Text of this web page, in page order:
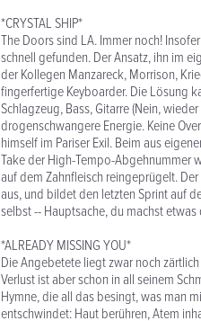
*CRYSTAL SHIP*
The Doors sind LA. Immer noch!
schnell gefunden. Der Ansatz, ihn im
der Kollegen Manzareck, Morrison,
fingerfertige Keyboarder. Die Lösung
Schlagzeug, Bass, Gitarre (Nein,
drogenschwangere Energie. Keine
himself im Pariser Exil. Beim aus
Take der High-Tempo-Abgehnummer
auf dem Zahnfleisch reingeprügelt.
aus, und bildet den letzten Sprint auf
selbst -- Hauptsache, du machst etwas
*ALREADY MISSING YOU*
Die Angebetete liegt zwar noch
Verlust ist aber schon in all seinem
Hymne, die all das besingt, was man
entschwindet: Haut berühren, Atem